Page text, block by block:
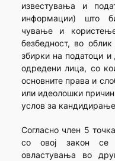
известувања и
информации) што
чување и
безбедност, во
збирки на податоци
одредени лица, со
основните права и
или идеолошки
услов за
Согласно член 5
со овој закон се
овластувања во